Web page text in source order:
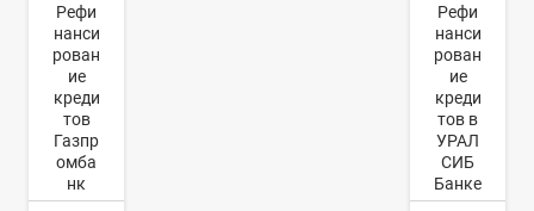
Рефи
нанси
рован
ие
креди
тов
Газпр
омба
нк
Рефи
нанси
рован
ие
креди
тов в
УРАЛ
СИБ
Банке